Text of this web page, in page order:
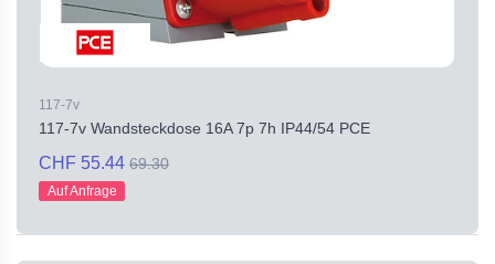
117-7v
117-7v Wandsteckdose 16A 7p 7h IP44/54 PCE
CHF 55.44 69.30
Auf Anfrage